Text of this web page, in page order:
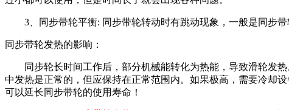
3、同步带轮平衡: 同步带轮转动时有跳动现象，一般是同步
同步带轮发热的影响：
同步轮长时间工作后，部分机械能转化为热能，导致滑轮发
中发热是正常的，但应保持在正常范围内。如果极高，需要冷却
可以延长同步带轮的使用寿命！